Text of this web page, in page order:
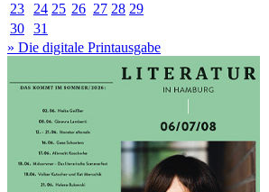
23
24 25 26 27 28 29
30 31
» Die digitale Printausgabe